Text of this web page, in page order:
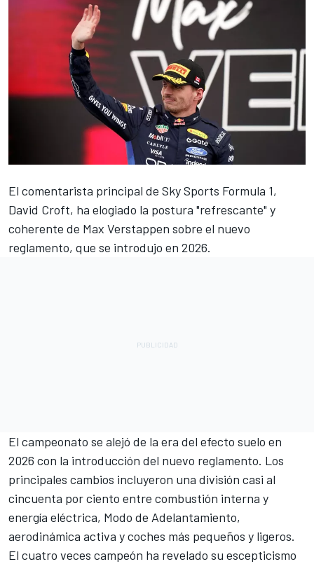
El comentarista principal de Sky Sports Formula 1,
David Croft, ha elogiado la postura "refrescante" y
coherente de Max Verstappen sobre el nuevo
reglamento, que se introdujo en 2026.
El campeonato se alejó de la era del efecto suelo en
2026 con la introducción del nuevo reglamento. Los
principales cambios incluyeron una división casi al
cincuenta por ciento entre combustión interna y
energía eléctrica, Modo de Adelantamiento,
aerodinámica activa y coches más pequeños y ligeros.
El cuatro veces campeón ha revelado su escepticismo